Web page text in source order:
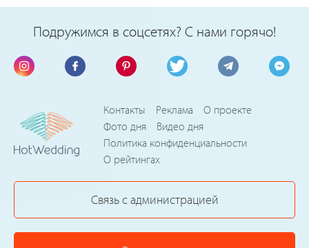
Подружимся в соцсетях? С нами горячо!
Контакты Реклама
О проекте
Фото дня
Видео дня
Политика конфиденциальности
О рейтингах
Связь с администрацией